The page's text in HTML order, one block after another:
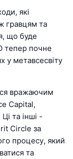
які
гравцям та
що буде
тепер почне
у метавсесвіту
вражаючим
Capital,
та інші -
Circle за
процесу, який
та